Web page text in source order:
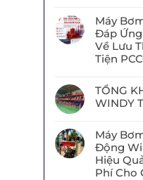
Máy
Đáp
Về Lưu
Tiện
TỔNG
WINDY
Máy
Động
Hiệu
Phí Cho